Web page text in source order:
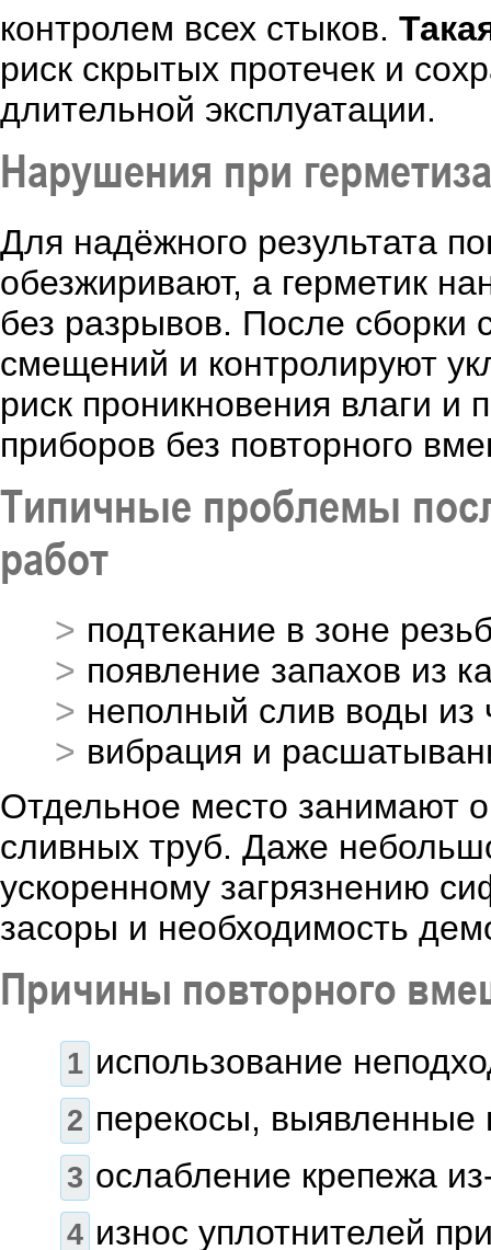
контролем всех стыков.
риск скрытых протечек и
длительной эксплуатации.
Нарушения при
Для надёжного результата
обезжиривают, а герметик
без разрывов. После сборки
смещений и контролируют
риск проникновения влаги и
приборов без повторного
Типичные проблемы
работ
подтекание в зоне
появление запахов из
неполный слив воды
вибрация и
Отдельное место занимают
сливных труб. Даже
ускоренному загрязнению
засоры и необходимость
Причины повторного
использование
перекосы, выявленные
ослабление крепежа
износ уплотнителей